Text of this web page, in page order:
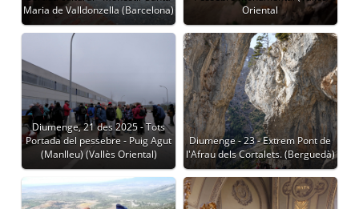
Maria de Valldonzella (Barcelona)
Oriental
Diumenge, 21 des 2025 - Tots
Portada del pessebre - Puig Agut
(Manlleu) (Vallès Oriental)
Diumenge - 23 - Extrem Pont de
l'Afrau dels Cortalets. (Berguedà)